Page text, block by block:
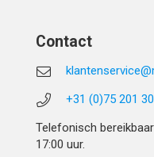
Contact
+31 (0)75 201
Telefonisch
17:00 uur.